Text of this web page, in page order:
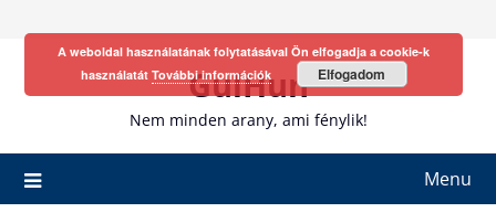
GulHun
Nem minden arany, ami fénylik!
Menu
A weboldal használatának folytatásával Ön elfogadja a cookie-k
használatát További információk Elfogadom